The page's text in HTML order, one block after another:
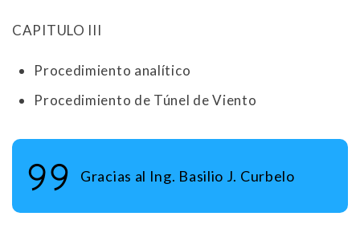
CAPITULO III
Procedimiento analítico
Procedimiento de Túnel de Viento
Gracias al Ing. Basilio J. Curbelo